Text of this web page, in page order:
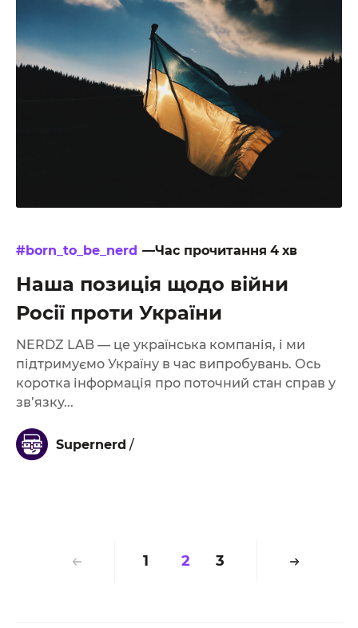
#born_to_be_nerd —Час прочитання 4 хв
Наша позиція щодо війни
Росії проти України
NERDZ LAB — це українська компанія, і ми
підтримуємо Україну в час випробувань. Ось
коротка інформація про поточний стан справ у
зв’язку...
Supernerd /
1 2 3